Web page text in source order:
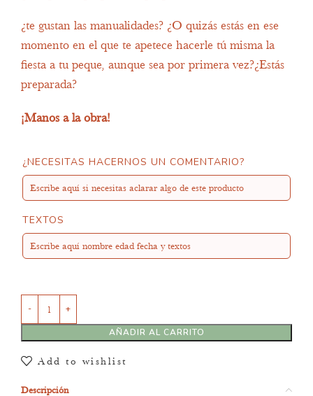
¿te gustan las manualidades? ¿O quizás estás en ese
momento en el que te apetece hacerle tú misma la
fiesta a tu peque, aunque sea por primera vez?¿Estás
preparada?
¡Manos a la obra!
¿NECESITAS HACERNOS UN COMENTARIO?
TEXTOS
AÑADIR AL CARRITO
Add to wishlist
Descripción